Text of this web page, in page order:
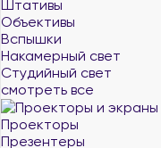
Штативы
Объективы
Вспышки
Накамерный свет
Студийный свет
смотреть все
Проекторы
Презентеры